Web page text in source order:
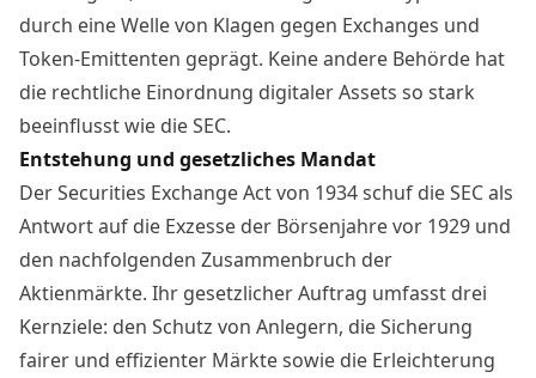
durch eine Welle von Klagen gegen Exchanges und
Token-Emittenten geprägt. Keine andere Behörde hat
die rechtliche Einordnung digitaler Assets so stark
beeinflusst wie die SEC.
Entstehung und gesetzliches Mandat
Der Securities Exchange Act von 1934 schuf die SEC als
Antwort auf die Exzesse der Börsenjahre vor 1929 und
den nachfolgenden Zusammenbruch der
Aktienmärkte. Ihr gesetzlicher Auftrag umfasst drei
Kernziele: den Schutz von Anlegern, die Sicherung
fairer und effizienter Märkte sowie die Erleichterung